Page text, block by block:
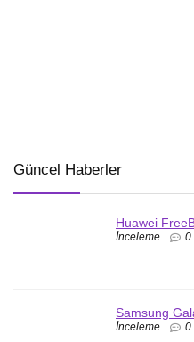
Güncel Haberler
Huawei
İnceleme 0
Samsung
İnceleme 0